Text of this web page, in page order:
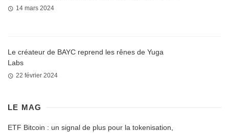
14 mars 2024
Le créateur de BAYC reprend les rênes de Yuga
Labs
22 février 2024
LE MAG
ETF Bitcoin : un signal de plus pour la tokenisation,